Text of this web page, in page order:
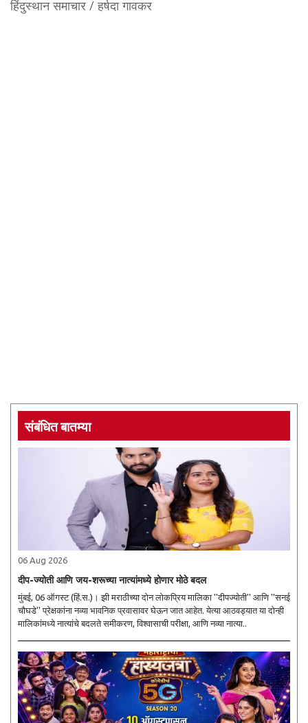
हिंदुस्थान समाचार / हर्षदा गावकर
संबंधित बातम्या
06 Aug 2026
दीप-ज्योती आणि जय-शरूच्या नात्यांमध्ये होणार मोठे बदल
मुंबई, 06 ऑगस्ट (हिं.स.)। झी मराठीच्या दोन लोकप्रिय मालिका ''दीपज्योती'' आणि ''सनई
चौघडे'' प्रेक्षकांना नव्या भावनिक प्रवासावर घेऊन जात आहेत. येत्या आठवड्यात या दोन्ही
मालिकांमध्ये नात्यांचे बदलते समीकरण, विश्वासाची परीक्षा, आणि नव्या नात्या..